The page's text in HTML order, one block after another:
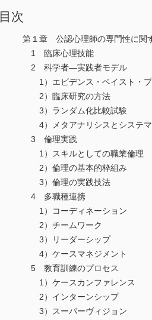
目次
第１章 公認心理師の専門性に関
1 臨床心理技能
2 科学者―実践者モデル
1）エビデンス・ベイスト・プ
2）臨床研究の方法
3）ランダム化比較試験
4）メタアナリシスとシステマ
3 倫理実践
1）スキルとしての職業倫理
2）倫理の基本的枠組み
3）倫理の実践技法
4 多職種連携
1）コーディネーション
2）チームワーク
3）リーダーシップ
4）ケースマネジメント
5 教育訓練のプロセス
1）ケースカンファレンス
2）インターンシップ
3）スーパーヴィジョン